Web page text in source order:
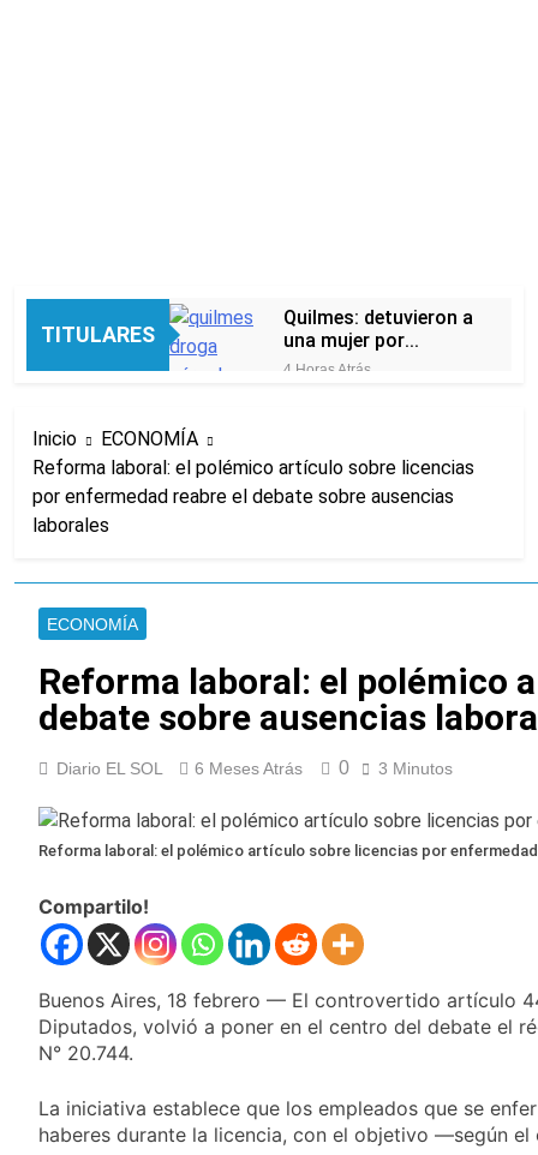
TITULARES
Quilmes: detuvieron a
una mujer por
intentar ingresar
4 Horas Atrás
errores libertarios
Una camioneta de
mudanzas casi cae al
vehículos durante un
llegó para reunirse
con Quirno
5 Horas Atrás
Quilmes lo dejó
escapar y empató 1 a
1 con Almagro
6 Horas Atrás
minoristas cayeron
3,8% en julio
7 Horas Atrás
Femenina de fútbol
recibieron material
deportivo
9 Horas Atrás
Consejo Federal del
reclamo por el
respeto al
federalismo
10 Horas Atrás
Boca oficializó la
Carlos Balor y
monseñor Tissera en
Inicio
ECONOMÍA
Reforma laboral: el polémico artículo sobre licencias
por enfermedad reabre el debate sobre ausencias
laborales
ECONOMÍA
Reforma laboral: el polémico
debate sobre ausencias
Diario EL SOL 6 Meses Atrás 0 3 Minutos
Reforma laboral: el polémico artículo sobre licencias por
Compartilo!
Buenos Aires, 18 febrero — El controvertido artículo
Diputados, volvió a poner en el centro del debate el
N° 20.744.
La iniciativa establece que los empleados que se
haberes durante la licencia, con el objetivo —según